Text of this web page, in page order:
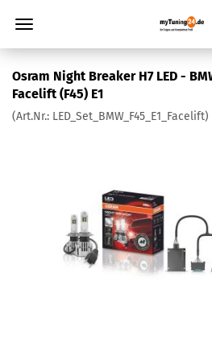
Osram Night Breaker H7 LED -
Facelift (F45) E1
(Art.Nr.: LED_Set_BMW_F45_E1_Facelift)